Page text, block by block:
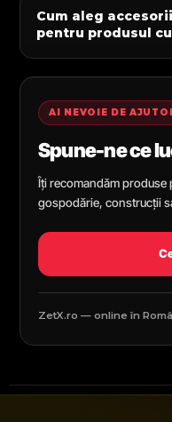
Cum aleg
pentru produsul
AI NEVOIE DE
Spune-ne ce
Îți recomandăm produse
gospodărie, construcții
ZetX.ro — online în